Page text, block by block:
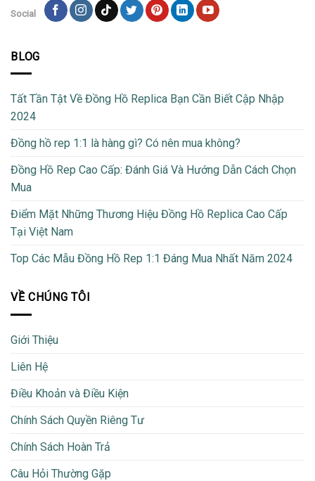
Social
BLOG
Tất Tần Tật Về Đồng Hồ Replica Bạn Cần Biết Cập Nhập
2024
Đồng hồ rep 1:1 là hàng gì? Có nên mua không?
Đồng Hồ Rep Cao Cấp: Đánh Giá Và Hướng Dẫn Cách Chọn
Mua
Điểm Mặt Những Thương Hiệu Đồng Hồ Replica Cao Cấp
Tại Việt Nam
Top Các Mẫu Đồng Hồ Rep 1:1 Đáng Mua Nhất Năm 2024
VỀ CHÚNG TÔI
Giới Thiệu
Liên Hệ
Điều Khoản và Điều Kiện
Chính Sách Quyền Riêng Tư
Chính Sách Hoàn Trả
Câu Hỏi Thường Gặp